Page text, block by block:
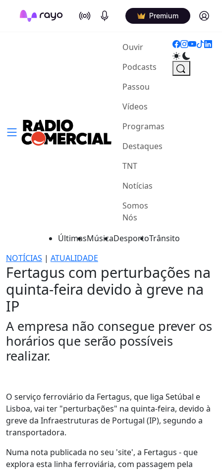
On Air Podcasts Premium Log in
Ouvir(current)
Podcasts
Passou
Vídeos
Programas
Destaques
TNT
Notícias
Somos
Nós
ÚltimasMúsicaDesportoTrânsito
NOTÍCIAS | ATUALIDADE
Fertagus com perturbações na
quinta-feira devido à greve na
IP
A empresa não consegue prever os
horários que serão possíveis
realizar.
O serviço ferroviário da Fertagus, que liga Setúbal e
Lisboa, vai ter "perturbações" na quinta-feira, devido à
greve da Infraestruturas de Portugal (IP), segundo a
transportadora.
Numa nota publicada no seu 'site', a Fertagus - que
explora esta linha ferroviária, com passagem pela